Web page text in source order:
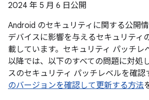
2024 年 5 月 6 日公開
Android のセキュリティに関する公開
デバイスに影響を与えるセキュリティ
載しています。セキュリティ パッチ
以降では、以下のすべての問題に対処
スのセキュリティ パッチレベルを確認
のバージョンを確認して更新する方法